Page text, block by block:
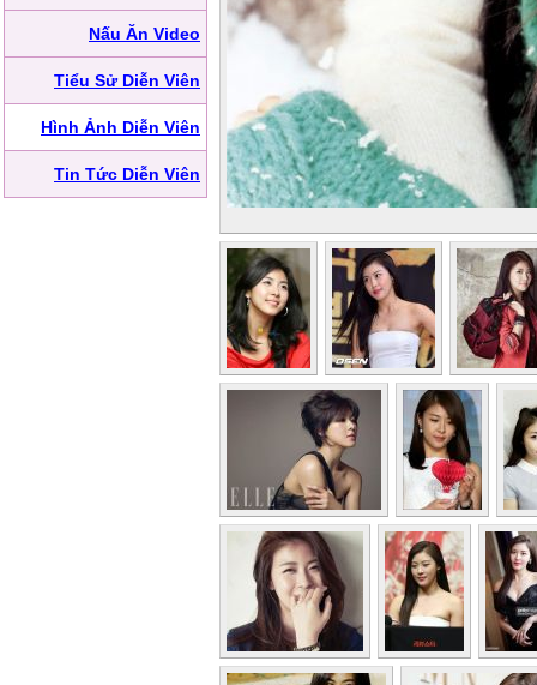
Nấu Ăn Video
Tiểu Sử Diễn Viên
Hình Ảnh Diễn Viên
Tin Tức Diễn Viên